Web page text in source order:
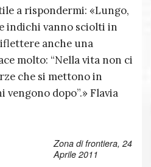
a rispondermi: «Lungo,
indichi vanno sciolti in
anche una
molto: “Nella vita non ci
che si mettono in
vengono dopo”.» Flavia
Zona di frontiera, 24
Aprile 2011